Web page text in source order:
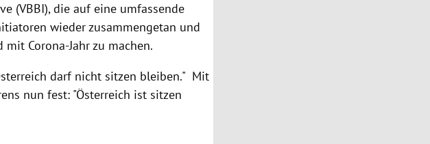
(VBBI), die auf eine umfassende
wieder zusammengetan und
Corona-Jahr zu machen.
darf nicht sitzen bleiben." Mit
nun fest: "Österreich ist sitzen